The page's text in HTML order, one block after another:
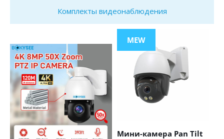
Комплекты видеонаблюдения
MEW
Мини-камера Pan Tilt